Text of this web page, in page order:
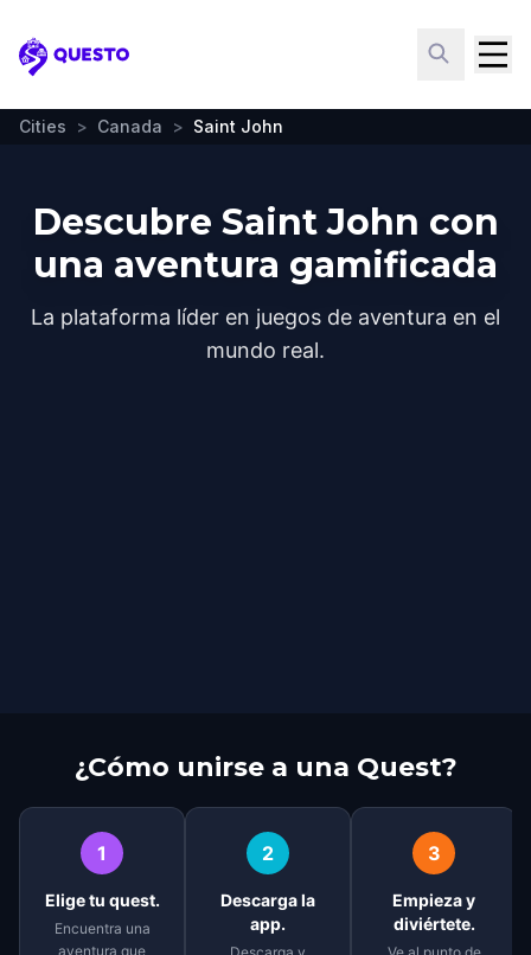
Questo
Cities > Canada > Saint John
Descubre Saint John con
una aventura gamificada
La plataforma líder en juegos de aventura en el
mundo real.
¿Cómo unirse a una Quest?
1
Elige tu quest.
Encuentra una
aventura que
2
Descarga la
app.
3
Empieza y
diviértete.